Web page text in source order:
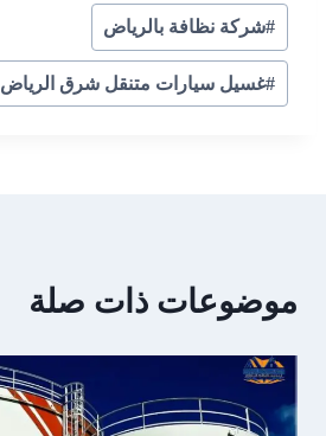
#شركة نظافة بالرياض
#غسيل سيارات متنقل شرق الرياض
موضوعات ذات صلة